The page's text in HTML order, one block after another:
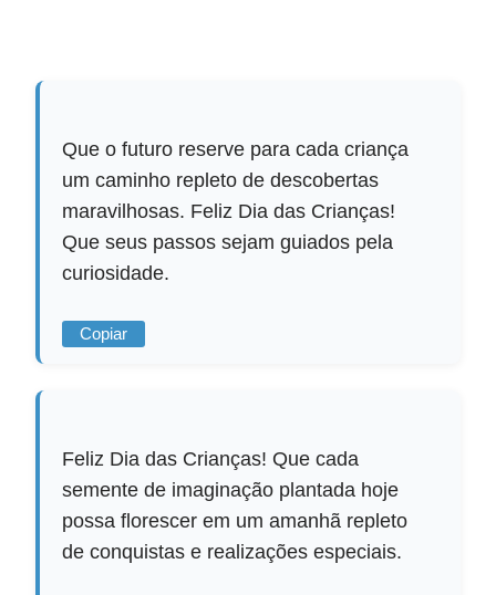
Que o futuro reserve para cada criança
um caminho repleto de descobertas
maravilhosas. Feliz Dia das Crianças!
Que seus passos sejam guiados pela
curiosidade.
Copiar
Feliz Dia das Crianças! Que cada
semente de imaginação plantada hoje
possa florescer em um amanhã repleto
de conquistas e realizações especiais.